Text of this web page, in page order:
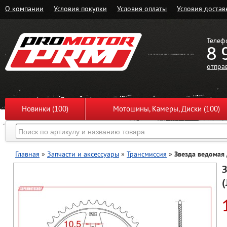
О компании Условия покупки Условия оплаты Условия
8
Новинки (100) Мотошины, Камеры, Диски (100)
Главная » Запчасти и аксессуары » Трансмиссия » Звезда